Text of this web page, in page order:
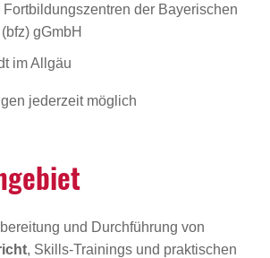
Fortbildungszentren der Bayerischen
gGmbH
im Allgäu
jederzeit möglich
und Durchführung von
, Skills-Trainings und praktischen